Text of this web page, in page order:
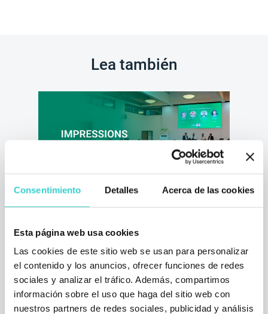
Consentimiento Detalles Acerca de las cookies
Esta página web usa cookies
Las cookies de este sitio web se usan para personalizar
el contenido y los anuncios, ofrecer funciones de redes
sociales y analizar el tráfico. Además, compartimos
información sobre el uso que haga del sitio web con
nuestros partners de redes sociales, publicidad y análisis
Lea también
sobre Retech Days Europe 2025
lunes 26 mayo 2025
NSYS Group Team
Lee nuestras reflexiones sobre este evento
inspirador y nuestra experiencia presentando